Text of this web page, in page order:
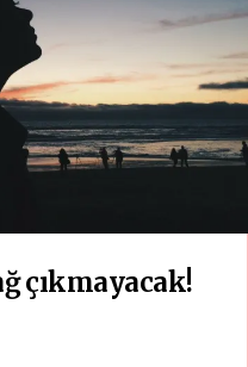
çıkmayacak!